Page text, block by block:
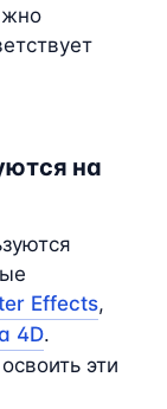
на
Effects,
4D.
эти